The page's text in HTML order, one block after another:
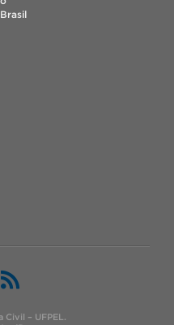
Civil – UFPEL.